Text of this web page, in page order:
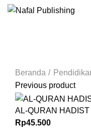
Beranda
Previous product
AL-QURAN
Rp45.500